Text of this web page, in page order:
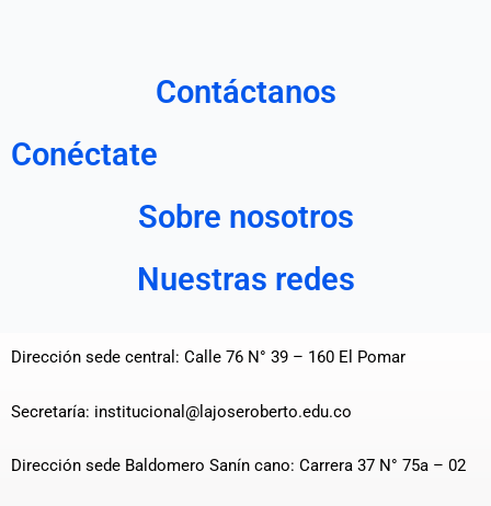
Contáctanos
Conéctate
Sobre nosotros
Nuestras redes
Dirección sede central: Calle 76 N° 39 – 160 El Pomar
Secretaría: institucional@lajoseroberto.edu.co
Dirección sede Baldomero Sanín cano: Carrera 37 N° 75a – 02